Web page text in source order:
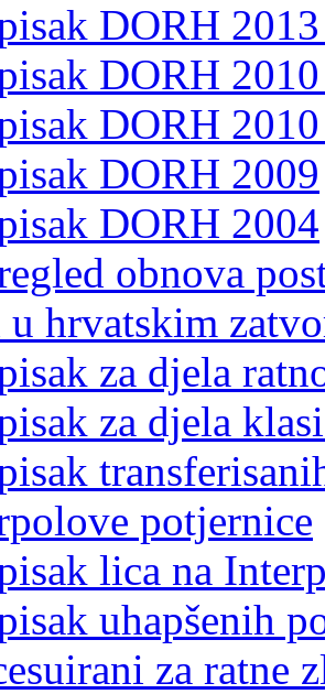
DORH
DORH
DORH
DORH 2009
DORH 2004
obnova
u hrvatskim
za djela
za djela
potjernice
lica na
uhapšenih
za ratne